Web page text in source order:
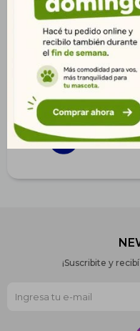
Serenex Spray Felino 70
ml
$ 1.401
$ 1.012
$ 1.135
¡Suscribite y